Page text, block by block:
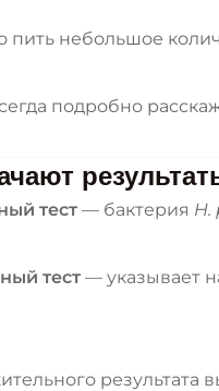
пить небольшое
подробно
тест — бактерия H.
тест — указывает
результата